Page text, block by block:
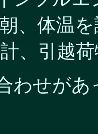
、体温
、引越
わせが